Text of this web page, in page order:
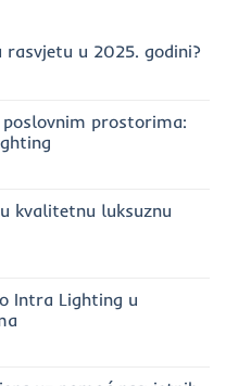
rasvjetu u 2025. godini?
prostorima:
kvalitetnu luksuznu
Intra Lighting u